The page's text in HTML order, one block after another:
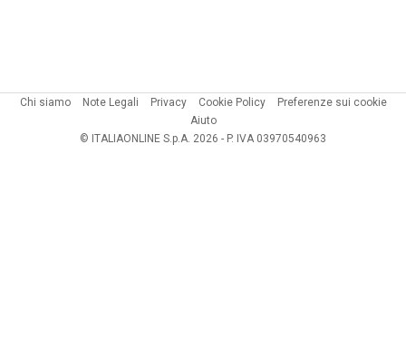
Chi siamo Note Legali Privacy Cookie Policy
Preferenze sui cookie
Aiuto
© ITALIAONLINE S.p.A. 2026 - P. IVA 03970540963